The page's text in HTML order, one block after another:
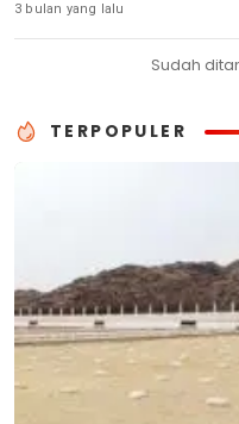
3 bulan yang lalu
Sudah
TERPOPULER